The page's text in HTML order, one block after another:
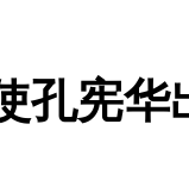
孔宪